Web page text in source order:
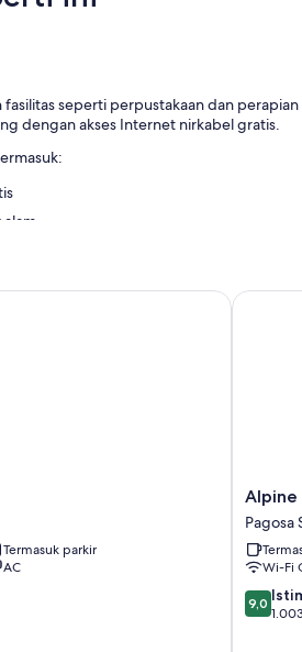
fasilitas seperti perpustakaan dan perapian
dengan akses Internet nirkabel gratis.
rokok, dan aula perjamuan
Termasuk parkir
AC
Alpine
Inn
of
Pagosa
Springs
Pagosa
Springs
Alpine
Pagosa
Wi-Fi
9.0
dari
9,0
Alpine